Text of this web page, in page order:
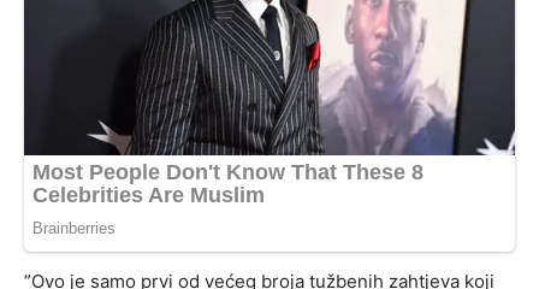
”Ovo je samo prvi od većeg broja tužbenih zahtjeva koji